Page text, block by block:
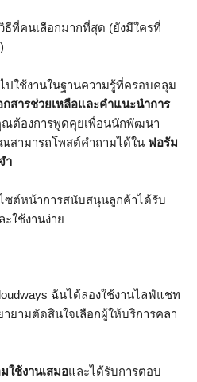
ที่คนเลือกมากที่สุด (ยังมีใครที่
ปใช้งานในฐานความรู้ที่ครอบคลุม
กสารช่วยเหลือและคำแนะนำการ
ต้องการพูดคุยเพื่อนนักพัฒนา
สามารถโพสต์คำถามได้ใน ฟอรัม
ำ
ซต์หน้าการสนับสนุนลูกค้าได้รับ
ใช้งานง่าย
ฉันได้ลองใช้งานไลฟ์แชท
ยามตัดสินใจเลือกผู้ให้บริการคลา
ใช้งานเสมอและได้รับการตอบ